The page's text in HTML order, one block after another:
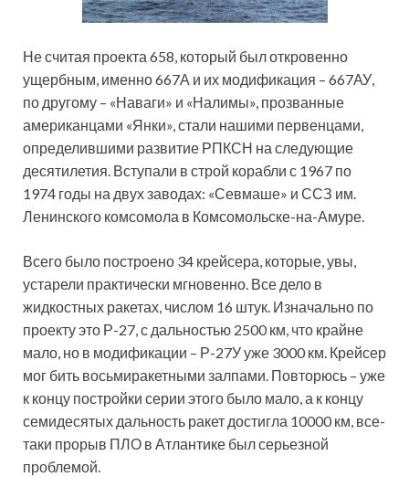
Не считая проекта 658, который был откровенно
ущербным, именно 667А и их модификация – 667АУ,
по другому – «Наваги» и «Налимы», прозванные
американцами «Янки», стали нашими первенцами,
определившими развитие РПКСН на следующие
десятилетия. Вступали в строй корабли с 1967 по
1974 годы на двух заводах: «Севмаше» и ССЗ им.
Ленинского комсомола в Комсомольске-на-Амуре.
Всего было построено 34 крейсера, которые, увы,
устарели практически мгновенно. Все дело в
жидкостных ракетах, числом 16 штук. Изначально по
проекту это Р-27, с дальностью 2500 км, что крайне
мало, но в модификации – Р-27У уже 3000 км. Крейсер
мог бить восьмиракетными залпами. Повторюсь – уже
к концу постройки серии этого было мало, а к концу
семидесятых дальность ракет достигла 10000 км, все-
таки прорыв ПЛО в Атлантике был серьезной
проблемой.